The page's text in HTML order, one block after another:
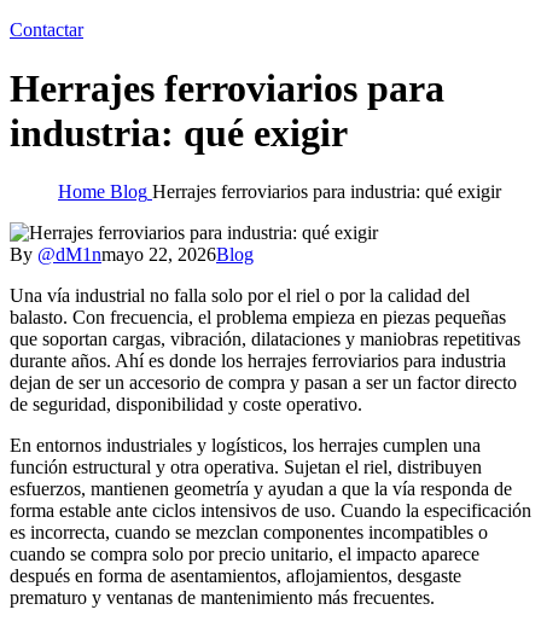
Contactar
Herrajes ferroviarios para
industria: qué exigir
Home Blog Herrajes ferroviarios para industria: qué exigir
By @dM1nmayo 22, 2026Blog
Una vía industrial no falla solo por el riel o por la calidad del
balasto. Con frecuencia, el problema empieza en piezas pequeñas
que soportan cargas, vibración, dilataciones y maniobras repetitivas
durante años. Ahí es donde los herrajes ferroviarios para industria
dejan de ser un accesorio de compra y pasan a ser un factor directo
de seguridad, disponibilidad y coste operativo.
En entornos industriales y logísticos, los herrajes cumplen una
función estructural y otra operativa. Sujetan el riel, distribuyen
esfuerzos, mantienen geometría y ayudan a que la vía responda de
forma estable ante ciclos intensivos de uso. Cuando la especificación
es incorrecta, cuando se mezclan componentes incompatibles o
cuando se compra solo por precio unitario, el impacto aparece
después en forma de asentamientos, aflojamientos, desgaste
prematuro y ventanas de mantenimiento más frecuentes.